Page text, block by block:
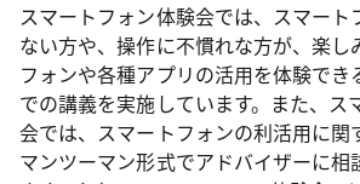
スマートフォン体験会では、スマート
ない方や、操作に不慣れな方が、楽し
フォンや各種アプリの活用を体験でき
での講義を実施しています。また、ス
会では、スマートフォンの利活用に関
マンツーマン形式でアドバイザーに相